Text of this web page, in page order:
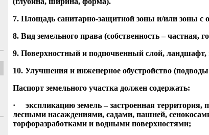
7. Площадь санитарно-защитной зоны и/или зоны с
8. Вид земельного права (собственность – частная,
9. Поверхностный и подпочвенный слой,
10. Улучшения и инженерное обустройство
Паспорт земельного участка должен содержать:
· экспликацию земель – застроенная
лесными насаждениями, садами, пашней,
торфоразработками и водными поверхностями;